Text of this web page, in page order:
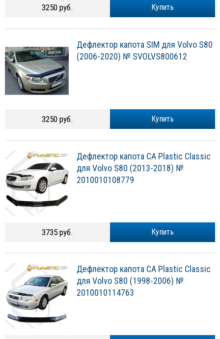
Купить
3250 руб.
Дефлектор капота SIM для Volvo S80
(2006-2020) № SVOLVS800612
Купить
3250 руб.
Дефлектор капота CA Plastic Classic
для Volvo S80 (2013-2018) №
2010010108779
Купить
3735 руб.
Дефлектор капота CA Plastic Classic
для Volvo S80 (1998-2006) №
2010010114763